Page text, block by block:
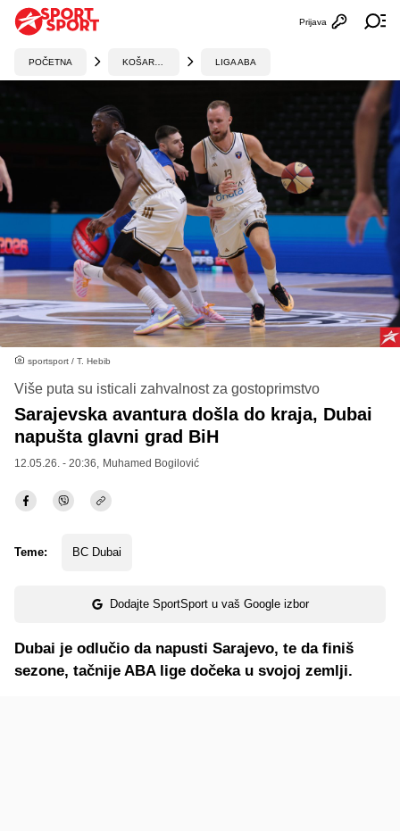
Otvori
Prijava
POČETNA LIGA ABA
sportsport / T. Hebib
Više puta su isticali zahvalnost za gostoprimstvo
Sarajevska avantura došla do kraja, Dubai
napušta glavni grad BiH
12.05.26. - 20:36, Muhamed Bogilović
Teme: BC Dubai
Dodajte SportSport u vaš Google izbor
Dubai je odlučio da napusti Sarajevo, te da finiš
sezone, tačnije ABA lige dočeka u svojoj zemlji.